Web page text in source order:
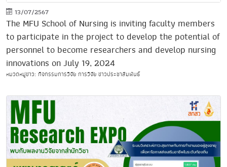
13/07/2567
The MFU School of Nursing is inviting faculty members
to participate in the project to develop the potential of
personnel to become researchers and develop nursing
innovations on July 19, 2024
หมวดหมู่ข่าว: กิจกรรมการวิจัย การวิจัย ข่าวประชาสัมพันธ์